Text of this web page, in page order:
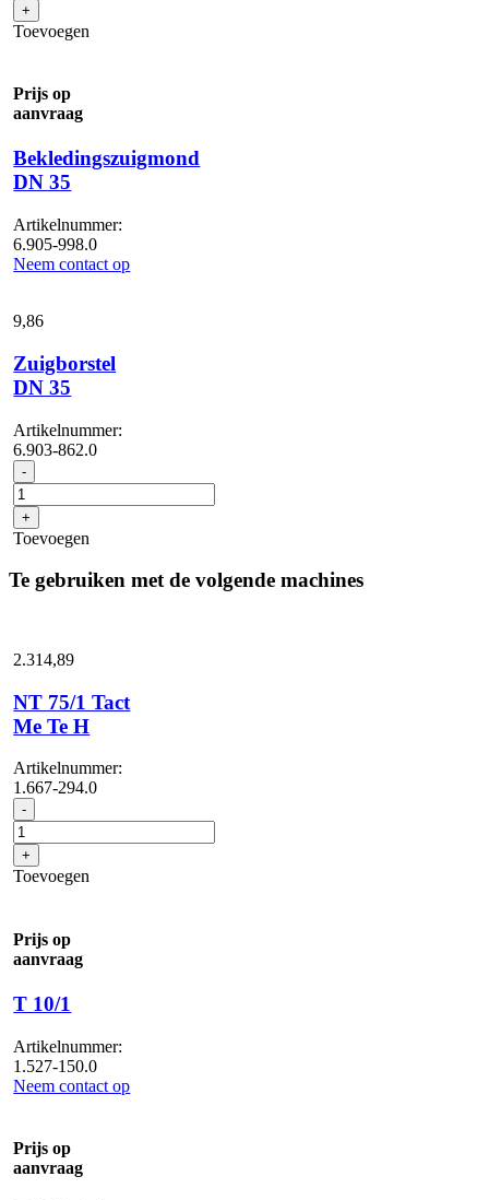
kunststof,
lengte
aantal
+
Toevoegen
Prijs op
aanvraag
Bekledingszuigmond
DN 35
Artikelnummer:
6.905-998.0
Neem contact op
9,86
Zuigborstel
DN 35
Artikelnummer:
6.903-862.0
- Zuigborstel
DN
35
aantal
+
Toevoegen
Te gebruiken met de volgende machines
2.314,89
NT 75/1 Tact
Me Te H
Artikelnummer:
1.667-294.0
- NT
75/1
Tact
Me
Te
+
Toevoegen
Prijs op
aanvraag
T 10/1
Artikelnummer:
1.527-150.0
Neem contact op
Prijs op
aanvraag